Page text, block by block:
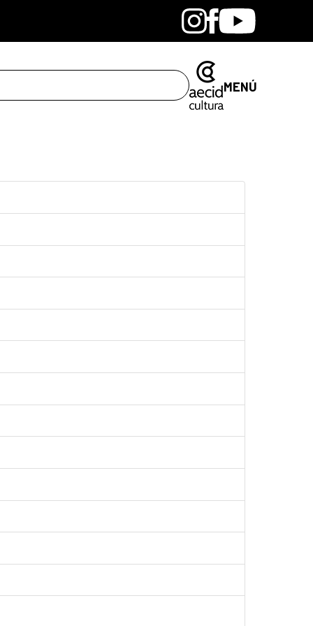
BandcampInstagram
Facebook
Youtube
MENÚ